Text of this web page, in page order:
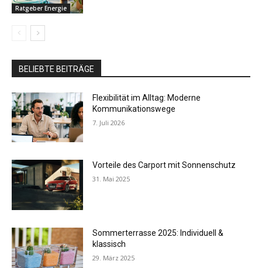
Ratgeber Energie
BELIEBTE BEITRÄGE
Flexibilität im Alltag: Moderne
Kommunikationswege
7. Juli 2026
Vorteile des Carport mit Sonnenschutz
31. Mai 2025
Sommerterrasse 2025: Individuell &
klassisch
29. März 2025